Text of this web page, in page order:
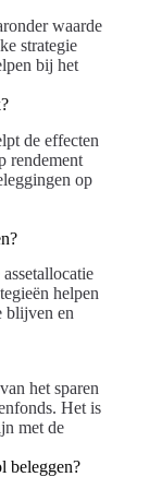
waarde
strategie
bij het
de effecten
rendement
op
helpen
blijven en
het sparen
Het is
met de
beleggen?